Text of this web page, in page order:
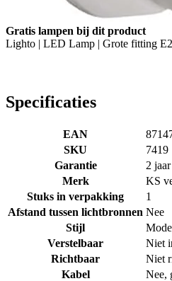
Gratis lampen bij dit product
Lighto | LED Lamp | Grote fitting
Specificaties
EAN
SKU
7419
Garantie
2 jaar
Merk
KS
Stuks in verpakking
1
Afstand tussen lichtbronnen Nee
Stijl
Verstelbaar
Niet
Richtbaar
Niet
Kabel
Nee,